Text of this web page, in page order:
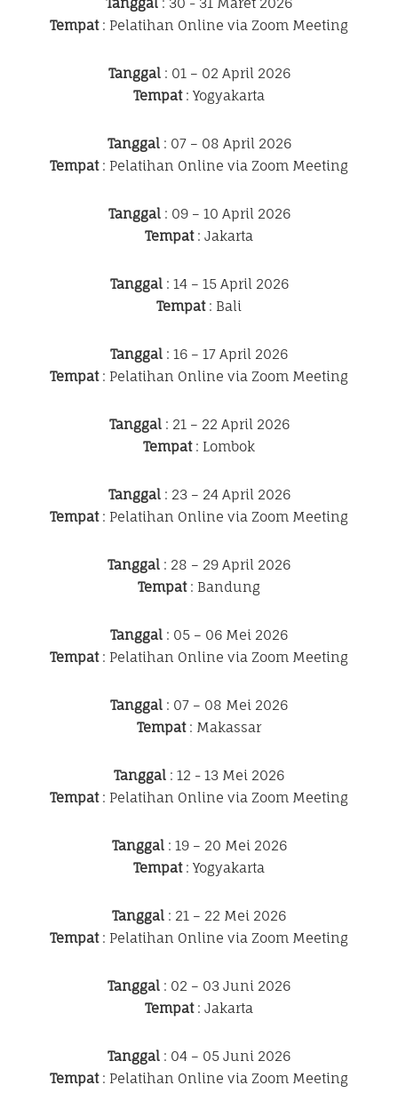
Tempat: Pelatihan Online via Zoom Meeting
Tanggal: 01 – 02 April 2026
Tempat: Yogyakarta
Tanggal: 07 – 08 April 2026
Tempat: Pelatihan Online via Zoom Meeting
Tanggal: 09 – 10 April 2026
Tempat: Jakarta
Tanggal: 14 – 15 April 2026
Tempat: Bali
Tanggal : 16 – 17 April 2026
Tempat: Pelatihan Online via Zoom Meeting
Tanggal: 21 – 22 April 2026
Tempat: Lombok
Tanggal: 23 – 24 April 2026
Tempat: Pelatihan Online via Zoom Meeting
Tanggal : 28 – 29 April 2026
Tempat: Bandung
Tanggal : 05 – 06 Mei 2026
Tempat: Pelatihan Online via Zoom Meeting
Tanggal : 07 – 08 Mei 2026
Tempat: Makassar
Tanggal : 12 - 13 Mei 2026
Tempat: Pelatihan Online via Zoom Meeting
Tanggal: 19 – 20 Mei 2026
Tempat: Yogyakarta
Tanggal : 21 – 22 Mei 2026
Tempat: Pelatihan Online via Zoom Meeting
Tanggal : 02 – 03 Juni 2026
Tempat: Jakarta
Tanggal : 04 – 05 Juni 2026
Tempat: Pelatihan Online via Zoom Meeting